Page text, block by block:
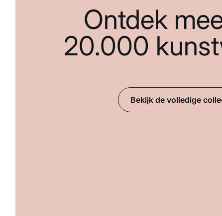
Ontdek
20.000
Bekijk de volledige